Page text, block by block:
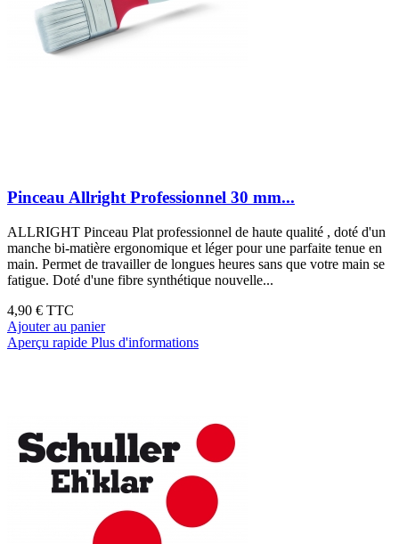
Pinceau Allright Professionnel 30 mm...
ALLRIGHT Pinceau Plat professionnel de haute qualité , doté d'un
manche bi-matière ergonomique et léger pour une parfaite tenue en
main. Permet de travailler de longues heures sans que votre main se
fatigue. Doté d'une fibre synthétique nouvelle...
4,90 € TTC
Ajouter au panier
Aperçu rapide Plus d'informations